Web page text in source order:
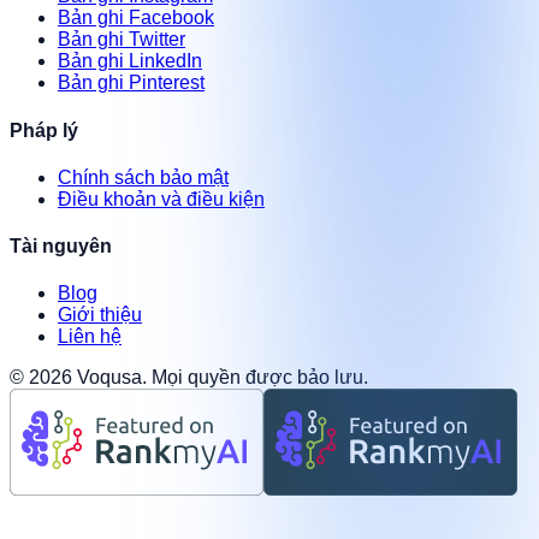
Bản ghi Facebook
Bản ghi Twitter
Bản ghi LinkedIn
Bản ghi Pinterest
Pháp lý
Chính sách bảo mật
Điều khoản và điều kiện
Tài nguyên
Blog
Giới thiệu
Liên hệ
© 2026 Voqusa. Mọi quyền được bảo lưu.